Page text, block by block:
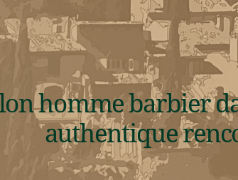
homme barbier
authentique